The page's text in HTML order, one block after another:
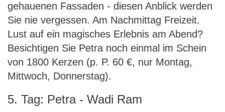
gehauenen Fassaden - diesen Anblick werden
Sie nie vergessen. Am Nachmittag Freizeit.
Lust auf ein magisches Erlebnis am Abend?
Besichtigen Sie Petra noch einmal im Schein
von 1800 Kerzen (p. P. 60 €, nur Montag,
Mittwoch, Donnerstag).
5. Tag: Petra - Wadi Ram